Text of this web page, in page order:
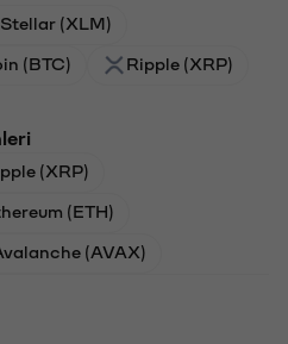
Stellar (XLM)
(BTC) Ripple (XRP)
(XRP)
(ETH)
(AVAX)